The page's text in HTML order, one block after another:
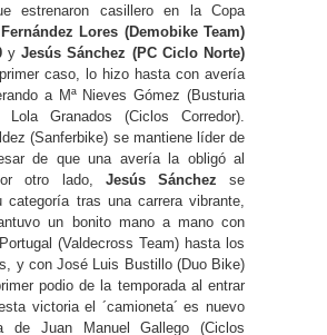
estrenaron casillero en la Copa
Lores (Demobike Team)
y Jesús Sánchez (PC Ciclo Norte)
caso, lo hizo hasta con avería
a Mª Nieves Gómez (Busturia
Granados (Ciclos Corredor).
(Sanferbike) se mantiene líder de
de que una avería la obligó al
otro lado, Jesús Sánchez se
categoría tras una carrera vibrante,
un bonito mano a mano con
(Valdecross Team) hasta los
y con José Luis Bustillo (Duo Bike)
podio de la temporada al entrar
victoria el ´camioneta´ es nuevo
de Juan Manuel Gallego (Ciclos